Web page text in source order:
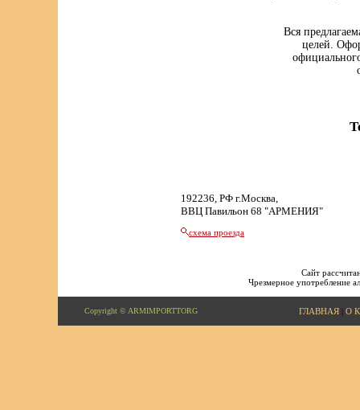
Вся
целей.
192236, РФ г.Москва,
ВВЦ Павильон 68 "АРМЕНИЯ"
схема проезда
Сайт
Чрезмерное употребление
Copyright © ARMIMPORTTORG ГЛАВНАЯ| О